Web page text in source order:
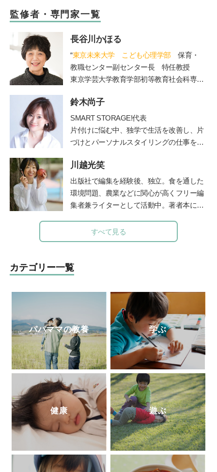
監修者・専門家一覧
長谷川かほる
“東京未来大学 こども心理学部 保育・
教職センター副センター長 特任教授
東京学芸大学教育学部初等教育社会科専攻
校長、校長を経て現職。大学では、管理職
歴15年の経験を活かし、教員を目指す学生
たちの指導を担当されています。著書に
「保護者対応12か月」(小学館)。”
鈴木尚子
SMART STORAGE!代表
片付けに悩む中、独学で生活を改善し、片
づけとパーソナルスタイリングの仕事を開
メソッドを公開したブログが人気を呼びパ
ワーブロガーに。
2011 年にSMART STORAGE！を創業し、
現在は株式会社となる。日本初のクローゼ
成にも携わっている。
また、義母を看取った経験をもとに、人生
AgeWellLiving を立ち上げ、活動の場を広げ
ている）
ブログ 「SMART STORAGE!」
川越光笑
出版社で編集を経験後、独立。食を通した
環境問題、農業などに関心が高くフリー編
集者兼ライターとして活動中。著者本に日
り」（グラフィック社）がある。NHKやラ
ジオ番組J-Waveロハスモーニングなど多
化を語る。両親を病気で亡くしたことをき
っかけに、“人は、食べるもので体がつく
の大切さに目覚め、管理栄養士を目指すべ
く大学へ進学。2023年春、国家試験に合格
し、管理栄養士となる。
すべて見る
カテゴリー一覧
パパママの教養 学ぶ
健康 遊ぶ